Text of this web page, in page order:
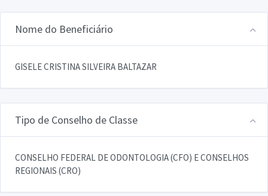
Nome do Beneficiário
GISELE CRISTINA SILVEIRA BALTAZAR
Tipo de Conselho de Classe
CONSELHO FEDERAL DE ODONTOLOGIA (CFO) E CONSELHOS
REGIONAIS (CRO)